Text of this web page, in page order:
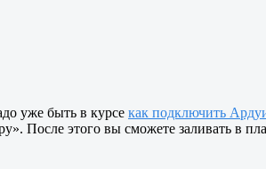
уже быть в курсе как подключить
После этого вы сможете заливать в